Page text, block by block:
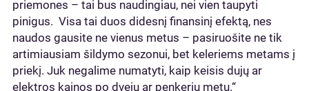
priemones – tai bus naudingiau, nei vien taupyti
pinigus. Visa tai duos didesnį finansinį efektą, nes
naudos gausite ne vienus metus – pasiruošite ne tik
artimiausiam šildymo sezonui, bet keleriems metams į
priekį. Juk negalime numatyti, kaip keisis dujų ar
elektros kainos po dvejų ar penkerių metų.“